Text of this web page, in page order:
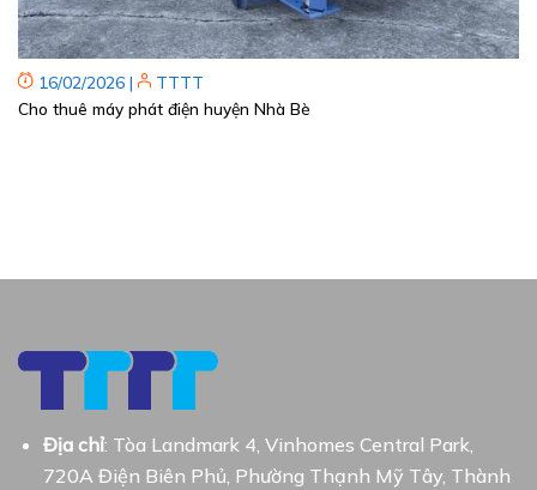
16/02/2026 |
TTTT
Cho thuê máy phát điện huyện Nhà Bè
Địa chỉ: Tòa Landmark 4, Vinhomes Central Park,
720A Điện Biên Phủ, Phường Thạnh Mỹ Tây, Thành